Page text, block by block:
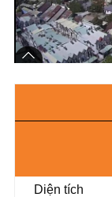
Diện tích